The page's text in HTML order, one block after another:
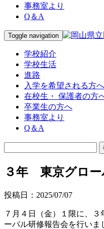
事務室より
Q＆A
Toggle navigation
学校紹介
学校生活
進路
入学を希望される方へ
在校生・ 保護者の方
卒業生の方へ
事務室より
Q＆A
３年 東京グロー
投稿日：2025/07/07
７月４日（金）１限に、
ーバル研修報告会を行い